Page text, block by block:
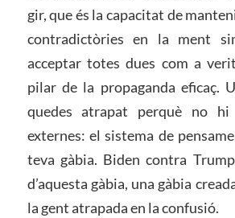
gir, que és la capacitat de
contradictòries en la ment
acceptar totes dues com a
pilar de la propaganda eficaç.
quedes atrapat perquè no hi
externes: el sistema de
teva gàbia. Biden contra
d’aquesta gàbia, una gàbia
la gent atrapada en la confusió.